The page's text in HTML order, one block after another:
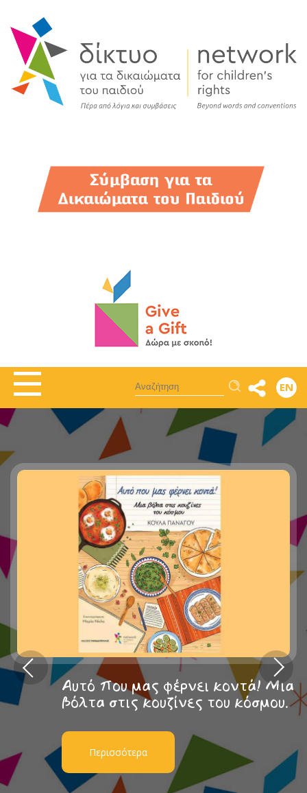
Αναζήτηση EN
Αυτό που μας φέρνει κοντά! Μια
βόλτα στις κουζίνες του κόσμου.
Περισσότερα